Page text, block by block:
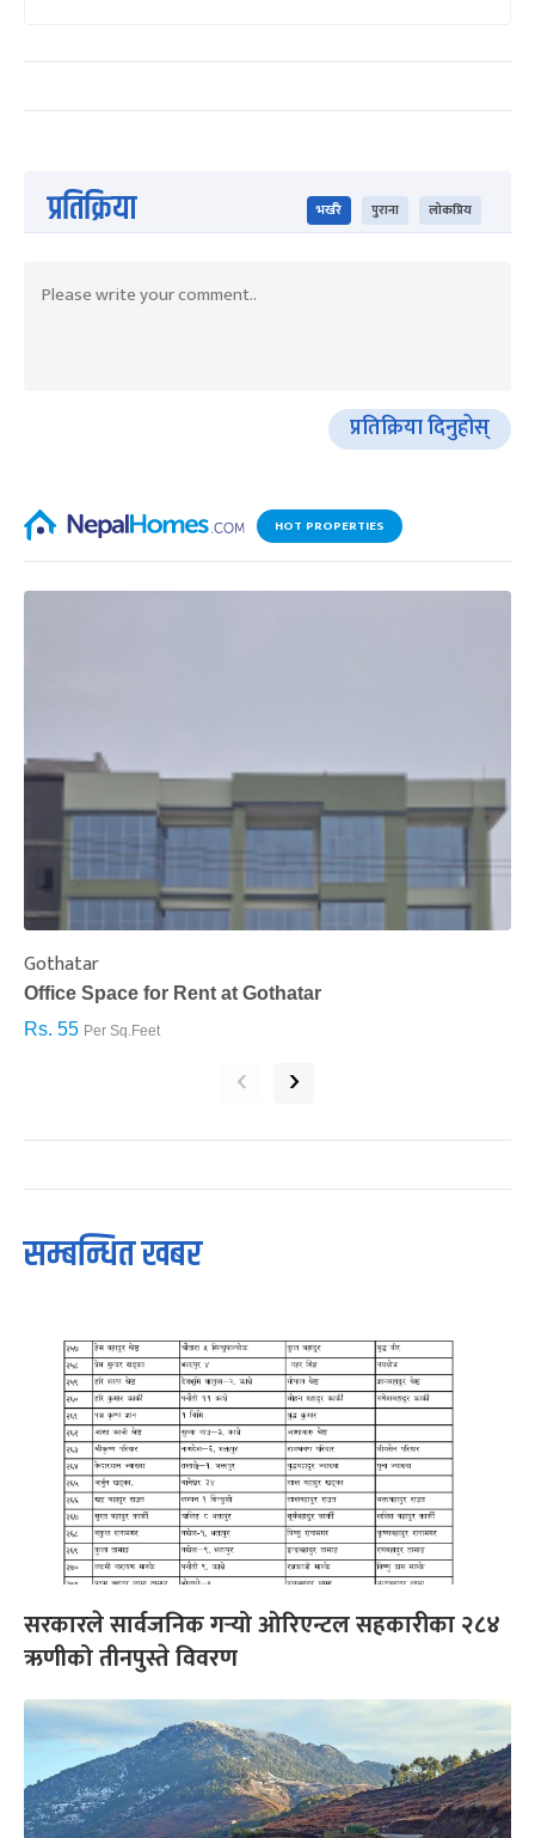
प्रतिक्रिया भर्खरै पुराना लोकप्रिय
प्रतिक्रिया दिनुहोस्
HOT PROPERTIES
Gothatar
Office Space for Rent at Gothatar
Rs. 55 Per Sq.Feet
‹ ›
सम्बन्धित खबर
सरकारले सार्वजनिक गर्‍यो ओरिएन्टल सहकारीका २८४
ऋणीको तीनपुस्ते विवरण